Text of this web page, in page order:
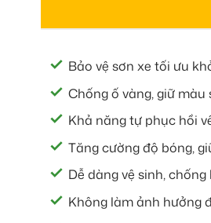
Bảo vệ sơn xe tối ưu
Chống ố vàng, giữ
Khả năng tự phục hồi
Tăng cường độ bóng,
Dễ dàng vệ sinh,
Không làm ảnh hưởng